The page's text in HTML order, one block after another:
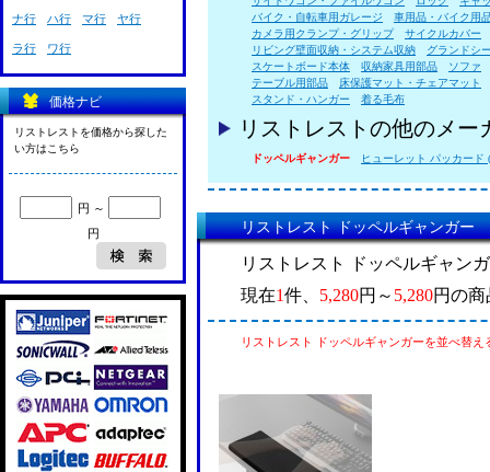
バイク・自転車用ガレージ
車用品・バイク用
カメラ用クランプ・グリップ
サイクルカバー
リビング壁面収納・システム収納
グランドシ
スケートボード本体
収納家具用部品
ソファ
テーブル用部品
床保護マット・チェアマット
スタンド・ハンガー
着る毛布
リストレストの他のメー
ドッペルギャンガー ヒューレット パッカード
リストレスト ドッペルギャンガー
リストレスト ドッペルギャン
現在1件、 5,280円～ 5,280円の
リストレスト ドッペルギャンガーを並べ替え
ナ行 ハ行 マ行 ヤ行
ラ行 ワ行
価格ナビ
リストレストを価格から探した
い方はこちら
円 ～
円